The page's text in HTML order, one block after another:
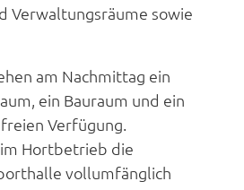
Verwaltungsräume sowie
am Nachmittag ein
ein Bauraum und ein
Verfügung.
Hortbetrieb die
vollumfänglich